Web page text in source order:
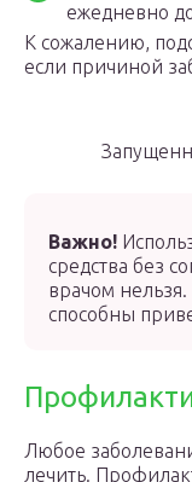
ежедневно
К сожалению,
если причиной
Важно!
средства без
врачом
способны
Любое
лечить.